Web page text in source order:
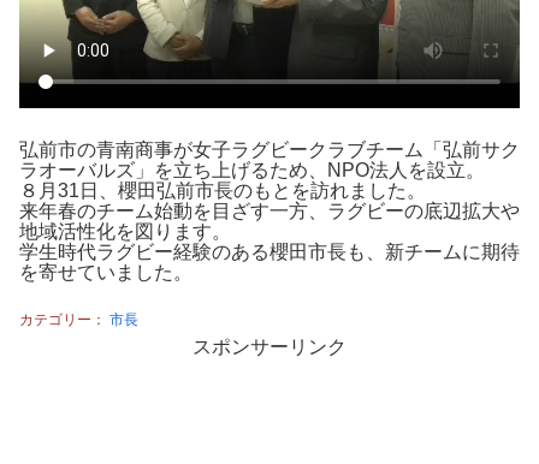
弘前市の青南商事が女子ラグビークラブチーム「弘前サク
ラオーバルズ」を立ち上げるため、NPO法人を設立。
８月31日、櫻田弘前市長のもとを訪れました。
来年春のチーム始動を目ざす一方、ラグビーの底辺拡大や
地域活性化を図ります。
学生時代ラグビー経験のある櫻田市長も、新チームに期待
を寄せていました。
カテゴリー： 市長
スポンサーリンク